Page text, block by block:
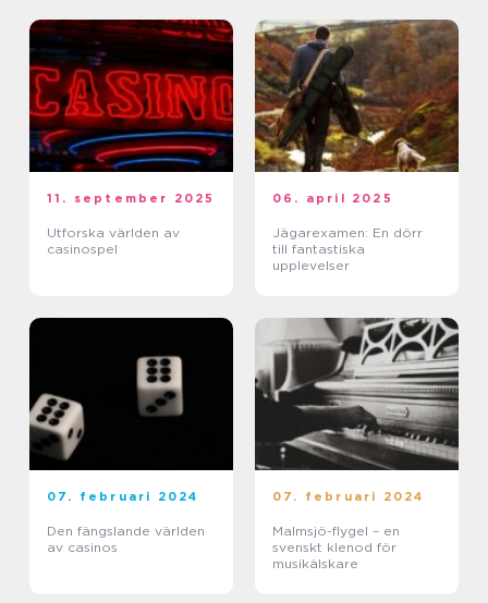
11. september 2025
Utforska världen av
casinospel
06. april 2025
Jägarexamen: En dörr
till fantastiska
upplevelser
07. februari 2024
Den fängslande världen
av casinos
07. februari 2024
Malmsjö-flygel – en
svenskt klenod för
musikälskare